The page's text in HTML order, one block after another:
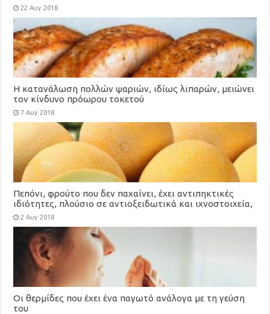
22 Αυγ 2018
Η κατανάλωση πολλών ψαριών, ιδίως λιπαρών, μειώνει
τον κίνδυνο πρόωρου τοκετού
7 Αυγ 2018
Πεπόνι, φρούτο που δεν παχαίνει, έχει αντιπηκτικές
ιδιότητες, πλούσιο σε αντιοξειδωτικά και ιχνοστοιχεία,
βοηθά στο αδυνάτισμα
2 Αυγ 2018
Οι θερμίδες που έχει ένα παγωτό ανάλογα με τη γεύση
του